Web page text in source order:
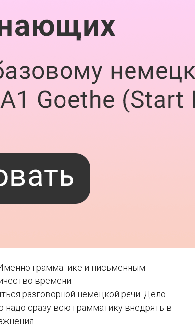
грамматике и письменным
времени.
разговорной немецкой речи. Дело
надо сразу всю грамматику внедрять в